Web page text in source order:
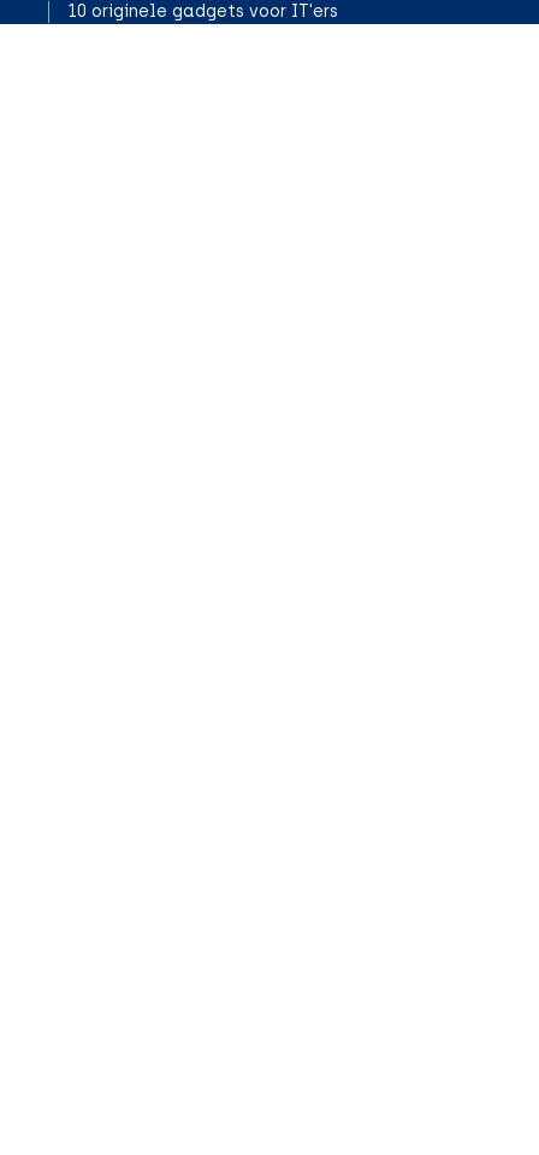
10 originele gadgets voor IT'ers